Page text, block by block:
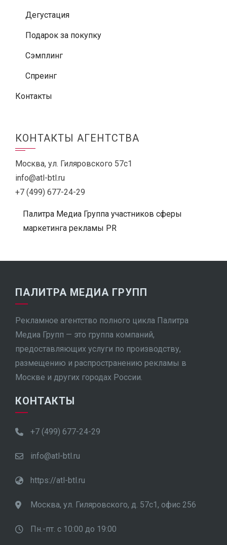
Дегустация
Подарок за покупку
Сэмплинг
Спреинг
Контакты
КОНТАКТЫ АГЕНТСТВА
Москва, ул. Гиляровского 57с1
info@atl-btl.ru
+7 (499) 677-24-29
Палитра Медиа Группа участников сферы
маркетинга рекламы PR
ПАЛИТРА МЕДИА ГРУПП
Рекламное агентство полного цикла Палитра
Медиа Групп — это группа компаний,
предоставляющих услуги по производству,
размещению и распространению рекламы в
Москве и других городах России.
КОНТАКТЫ
+7 (499) 677-24-29
info@atl-btl.ru
https://atl-btl.ru
Москва, ул. Гиляровского, д. 57с1, офис 256
Пн.-пт. с 10:00 до 19:00